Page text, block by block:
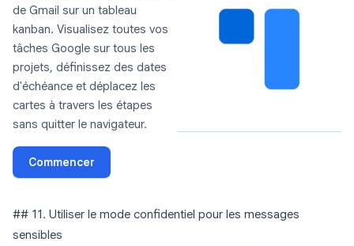
de Gmail sur un tableau
kanban. Visualisez toutes vos
tâches Google sur tous les
projets, définissez des dates
d'échéance et déplacez les
cartes à travers les étapes
sans quitter le navigateur.
Commencer
## 11. Utiliser le mode confidentiel pour les messages
sensibles